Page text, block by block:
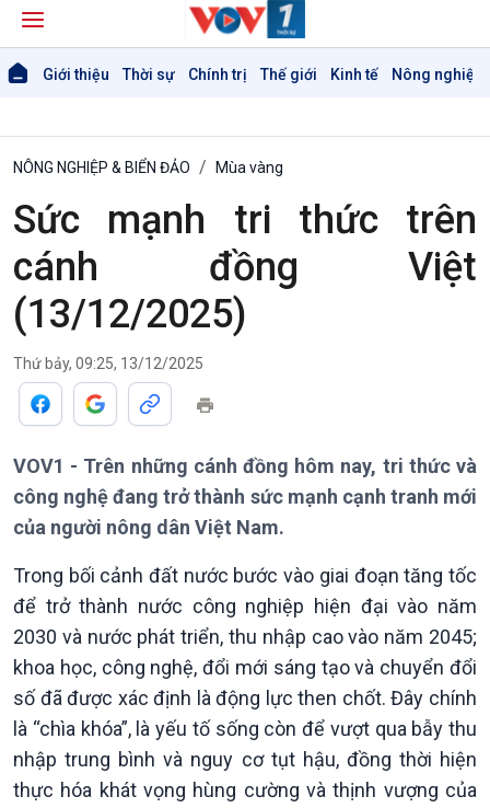
Giới thiệu Thời sự Chính trị Thế giới Kinh tế Nông nghiệp
Giới thiệu
Thời sự
Thời sự 6h
Thời sự 12h
Thời sự 21h30
Bản tin
Chuyên mục
Theo dòng Thời sự
NÔNG NGHIỆP & BIỂN ĐẢO Mùa vàng
Sức mạnh tri thức trên
cánh đồng Việt
(13/12/2025)
Thứ bảy, 09:25, 13/12/2025
VOV1 - Trên những cánh đồng hôm nay, tri thức và
công nghệ đang trở thành sức mạnh cạnh tranh mới
của người nông dân Việt Nam.
Trong bối cảnh đất nước bước vào giai đoạn tăng tốc
để trở thành nước công nghiệp hiện đại vào năm
2030 và nước phát triển, thu nhập cao vào năm 2045;
khoa học, công nghệ, đổi mới sáng tạo và chuyển đổi
số đã được xác định là động lực then chốt. Đây chính
là “chìa khóa”, là yếu tố sống còn để vượt qua bẫy thu
nhập trung bình và nguy cơ tụt hậu, đồng thời hiện
thực hóa khát vọng hùng cường và thịnh vượng của